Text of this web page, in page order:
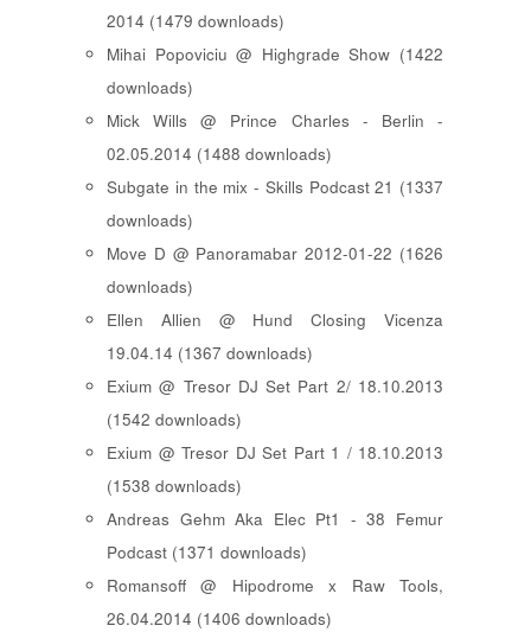
2014 (1479 downloads)
Mihai Popoviciu @ Highgrade Show (1422
downloads)
Mick Wills @ Prince Charles - Berlin -
02.05.2014 (1488 downloads)
Subgate in the mix - Skills Podcast 21 (1337
downloads)
Move D @ Panoramabar 2012-01-22 (1626
downloads)
Ellen Allien @ Hund Closing Vicenza
19.04.14 (1367 downloads)
Exium @ Tresor DJ Set Part 2/ 18.10.2013
(1542 downloads)
Exium @ Tresor DJ Set Part 1 / 18.10.2013
(1538 downloads)
Andreas Gehm Aka Elec Pt1 - 38 Femur
Podcast (1371 downloads)
Romansoff @ Hipodrome x Raw Tools,
26.04.2014 (1406 downloads)